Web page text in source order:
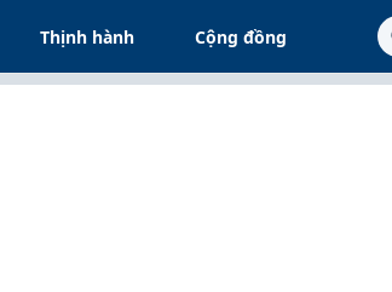
Thịnh hành Cộng đồng